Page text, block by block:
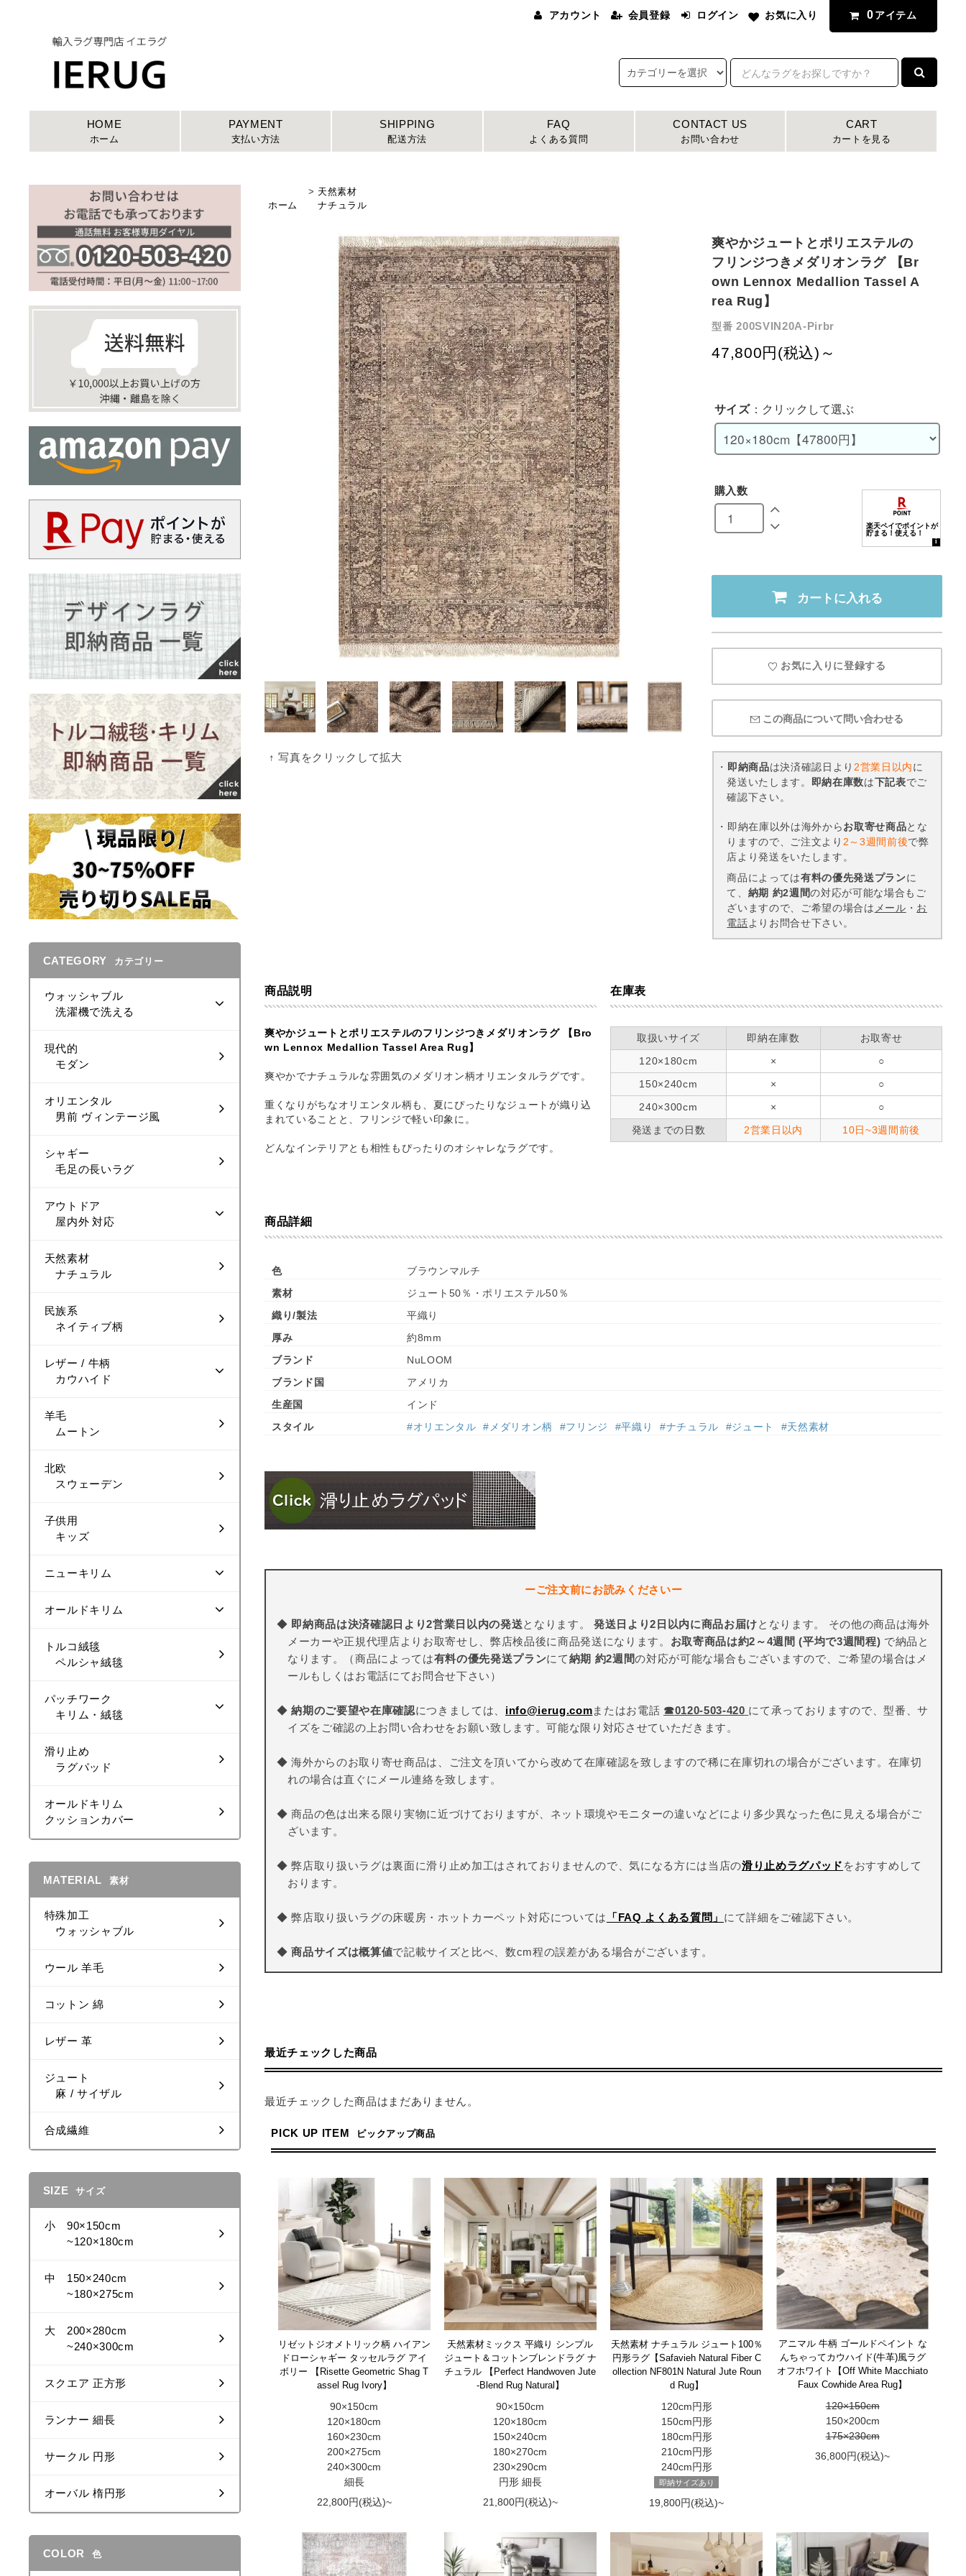
アカウント 会員登録 ログイン お気に入り 0 アイテム
HOME
ホーム
PAYMENT
支払い方法
SHIPPING
配送方法
FAQ
よくある質問
CONTACT US
お問い合わせ
CART
カートを見る
ホーム
> 天然素材
ナチュラル
↑ 写真をクリックして拡大
爽やかジュートとポリエステルの
フリンジつきメダリオンラグ 【Br
own Lennox Medallion Tassel A
rea Rug】
型番 200SVIN20A-Pirbr
47,800円(税込)～
サイズ：クリックして選ぶ
購入数
カートに入れる
お気に入りに登録する
この商品について問い合わせる
・ 即納商品は決済確認日より 2営業日以内に
発送いたします。
即納在庫数は下記表でご
確認下さい。
・即納在庫以外は海外からお取寄せ商品とな
りますので、ご注文より 2～3週間前後で弊
店より発送をいたします。
商品によっては有料の優先発送プランに
て、 納期 約2週間の対応が可能な場合もご
ざいますので、ご希望の場合は メール ・ お
電話よりお問合せ下さい。
在庫表
取扱いサイズ 即納在庫数
お取寄せ
120×180cm
×
○
150×240cm
×
○
240×300cm
×
○
発送までの日数
2営業日以内 10日~3週間前後
商品説明
爽やかジュートとポリエステルのフリンジつきメダリオンラグ 【Bro
wn Lennox Medallion Tassel Area Rug】
爽やかでナチュラルな雰囲気のメダリオン柄オリエンタルラグです。
重くなりがちなオリエンタル柄も、夏にぴったりなジュートが織り込
まれていることと、フリンジで軽い印象に。
どんなインテリアとも相性もぴったりのオシャレなラグです。
商品詳細
色 ブラウンマルチ
素材 ジュート50％・ポリエステル50％
織り/製法 平織り
厚み 約8mm
ブランド NuLOOM
ブランド国 アメリカ
生産国 インド
スタイル #オリエンタル #メダリオン柄 #フリンジ #平織り #ナチュラル #ジュート #天然素材
ーご注文前にお読みくださいー
◆ 即納商品は決済確認日より2営業日以内の発送となります。 発送日より2日以内に商品お届けとなります。 その他の商品は海外
メーカーや正規代理店よりお取寄せし、弊店検品後に商品発送になります。 お取寄商品は約2～4週間 (平均で3週間程) で納品と
なります。（商品によっては有料の優先発送プランにて納期 約2週間の対応が可能な場合もございますので、ご希望の場合はメ
ールもしくはお電話にてお問合せ下さい）
◆納期のご要望や在庫確認につきましては、 info@ierug.comまたはお電話 ☎0120-503-420 にて承っておりますので、型番、サ
イズをご確認の上お問い合わせをお願い致します。可能な限り対応させていただきます。
◆ 海外からのお取り寄せ商品は、ご注文を頂いてから改めて在庫確認を致しますので稀に在庫切れの場合がございます。在庫切
れの場合は直ぐにメール連絡を致します。
◆ 商品の色は出来る限り実物に近づけておりますが、ネット環境やモニターの違いなどにより多少異なった色に見える場合がご
ざいます。
◆ 弊店取り扱いラグは裏面に滑り止め加工はされておりませんので、気になる方には当店の滑り止めラグパッド をおすすめして
おります。
◆ 弊店取り扱いラグの床暖房・ホットカーペット対応については 「FAQ よくある質問」 にて詳細をご確認下さい。
◆商品サイズは概算値で記載サイズと比べ、数cm程の誤差がある場合がございます。
最近チェックした商品
最近チェックした商品はまだありません。
PICK UP ITEM ピックアップ商品
リゼットジオメトリック柄 ハイアン
ドローシャギー タッセルラグ アイ
ボリー 【Risette Geometric Shag T
assel Rug Ivory】
90×150cm
120×180cm
160×230cm
200×275cm
240×300cm
細長
22,800円(税込)~
天然素材ミックス 平織り シンプル
ジュート＆コットンブレンドラグ ナ
チュラル 【Perfect Handwoven Jute
-Blend Rug Natural】
90×150cm
120×180cm
150×240cm
180×270cm
230×290cm
円形 細長
21,800円(税込)~
天然素材 ナチュラル ジュート100％
円形ラグ【Safavieh Natural Fiber C
ollection NF801N Natural Jute Roun
d Rug】
120cm円形
150cm円形
180cm円形
210cm円形
240cm円形
即納サイズあり
19,800円(税込)~
アニマル 牛柄 ゴールドペイント な
んちゃってカウハイド(牛革)風ラグ
オフホワイト【Off White Macchiato
Faux Cowhide Area Rug】
120×150cm
150×200cm
175×230cm
36,800円(税込)~
CATEGORY カテゴリー
ウォッシャブル
洗濯機で洗える
現代的
モダン
オリエンタル
男前 ヴィンテージ風
シャギー
毛足の長いラグ
アウトドア
屋内外 対応
天然素材
ナチュラル
民族系
ネイティブ柄
レザー / 牛柄
カウハイド
羊毛
ムートン
北欧
スウェーデン
子供用
キッズ
ニューキリム
オールドキリム
トルコ絨毯
ペルシャ絨毯
パッチワーク
キリム・絨毯
滑り止め
ラグパッド
オールドキリム
クッションカバー
MATERIAL 素材
特殊加工
ウォッシャブル
ウール 羊毛
コットン 綿
レザー 革
ジュート
麻 / サイザル
合成繊維
SIZE サイズ
小 90×150cm
~120×180cm
中 150×240cm
~180×275cm
大 200×280cm
~240×300cm
スクエア 正方形
ランナー 細長
サークル 円形
オーバル 楕円形
COLOR 色